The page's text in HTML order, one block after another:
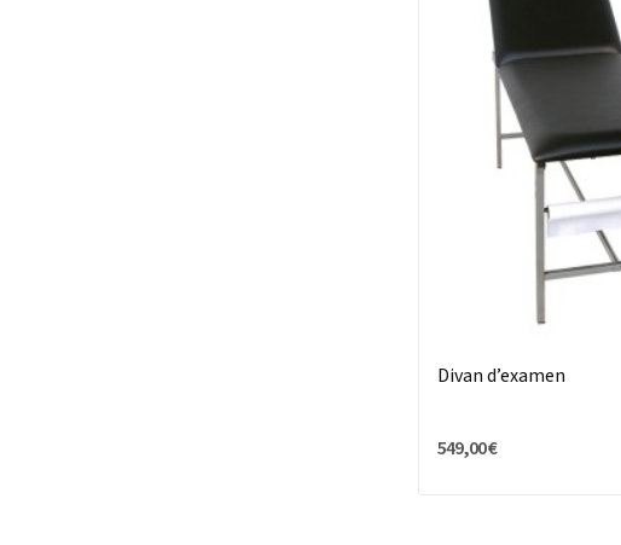
Divan d’examen
549,00 €